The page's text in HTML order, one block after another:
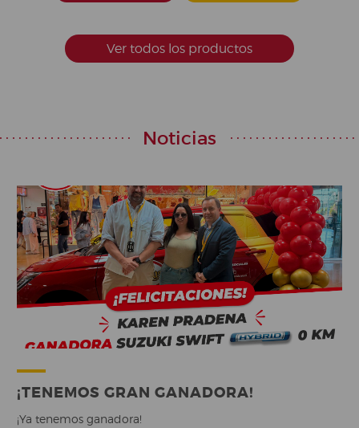
Ver todos los productos
Noticias
¡TENEMOS GRAN GANADORA!
¡Ya tenemos ganadora!